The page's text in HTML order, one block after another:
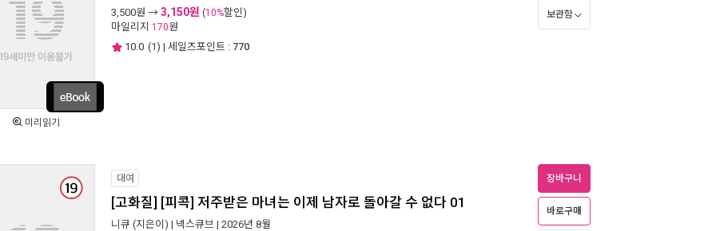
미리읽기
3,500원 → 3,150원 (10%할인)
마일리지 170원
10.0 (1) | 세일즈포인트 : 770
보관함
대여
[고화질] [피콕] 저주받은 마녀는 이제 남자로 돌아갈 수 없다 01
니큐 (지은이) | 넥스큐브 | 2026년 8월
장바구니
바로구매